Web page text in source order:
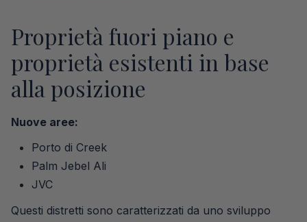
Proprietà fuori piano e
proprietà esistenti in base
alla posizione
Nuove aree:
Porto di Creek
Palm Jebel Ali
JVC
Questi distretti sono caratterizzati da uno sviluppo